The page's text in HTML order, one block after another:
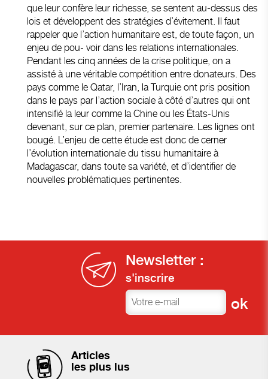
que leur confère leur richesse, se sentent au-dessus des
lois et développent des stratégies d’évitement. Il faut
rappeler que l’action humanitaire est, de toute façon, un
enjeu de pou- voir dans les relations internationales.
Pendant les cinq années de la crise politique, on a
assisté à une véritable compétition entre donateurs. Des
pays comme le Qatar, l’Iran, la Turquie ont pris position
dans le pays par l’action sociale à côté d’autres qui ont
intensifié la leur comme la Chine ou les États-Unis
devenant, sur ce plan, premier partenaire. Les lignes ont
bougé. L’enjeu de cette étude est donc de cerner
l’évolution internationale du tissu humanitaire à
Madagascar, dans toute sa variété, et d’identifier de
nouvelles problématiques pertinentes.
Newsletter :
s'inscrire
Articles
les plus lus